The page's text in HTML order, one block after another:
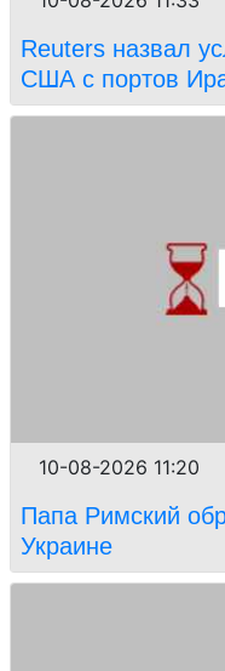
Reuters назвал
США с портов
10-08-2026 11:20
Папа Римский
Украине